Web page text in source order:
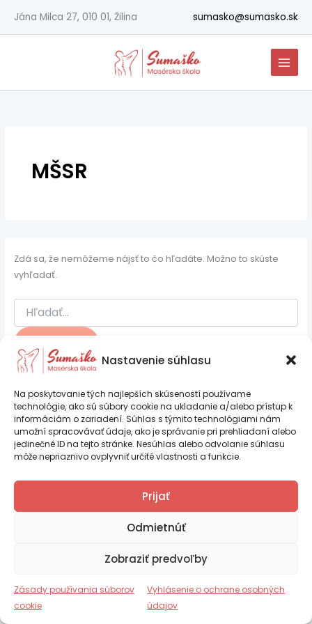
Nastavenie súhlasu
Na poskytovanie tých najlepších skúseností používame
technológie, ako sú súbory cookie na ukladanie a/alebo prístup k
informáciám o zariadení. Súhlas s týmito technológiami nám
umožní spracovávať údaje, ako je správanie pri prehliadaní alebo
jedinečné ID na tejto stránke. Nesúhlas alebo odvolanie súhlasu
môže nepriaznivo ovplyvniť určité vlastnosti a funkcie.
Prijať
Odmietnúť
Zobraziť predvoľby
Zásady používania súborov
cookie
Vyhlásenie o ochrane osobných
údajov
Jána Milca 27, 010 01, Žilina sumasko@sumasko.sk
MŠSR
Zdá sa, že nemôžeme nájsť to čo hľadáte. Možno to skúste
vyhľadať.
Copyright © 2026 Sumaško |Tvorba web stránok TOMARCO
Vyhlásenie o ochrane osobných údajov (EU)
Reklamačný poriadok
Ing. Iveta Psocíková – SUMAŠKO je
certifikovaná vzdelávacia inštitúcia podľa
platnej legislatívy SR
Číslo certifikácie RCVI_2025_000270